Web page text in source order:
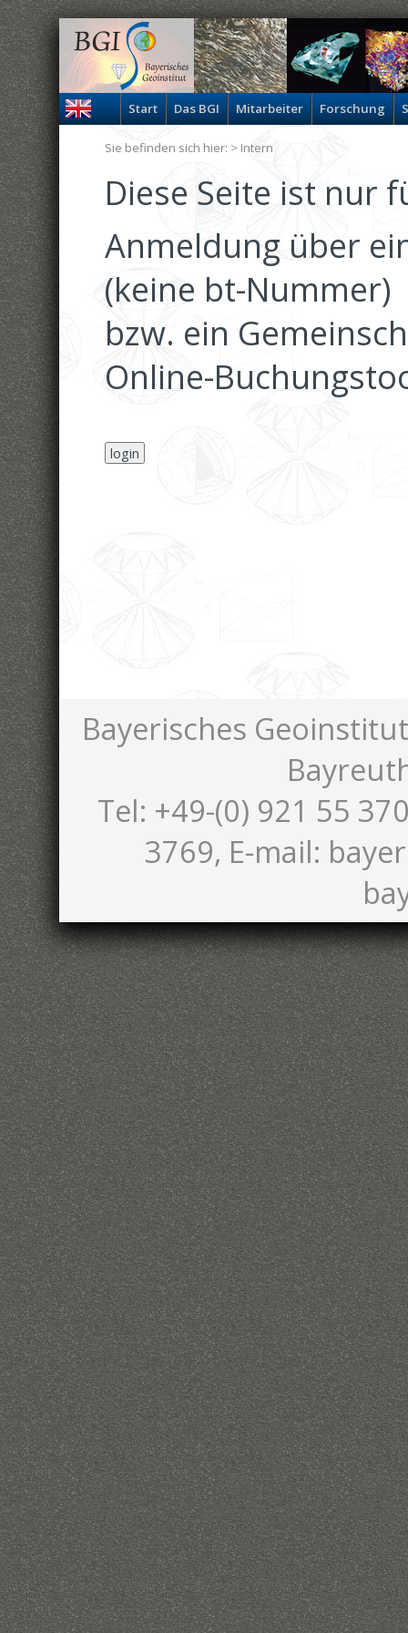
Start Das BGI Mitarbeiter Forschung
Diese Seite ist nur
Anmeldung über
(keine bt-Nummer)
bzw. ein
Online-
Sie befinden sich hier: > Intern
Bayerisches
Tel: +49-(0) 921 55
3769, E-mail: